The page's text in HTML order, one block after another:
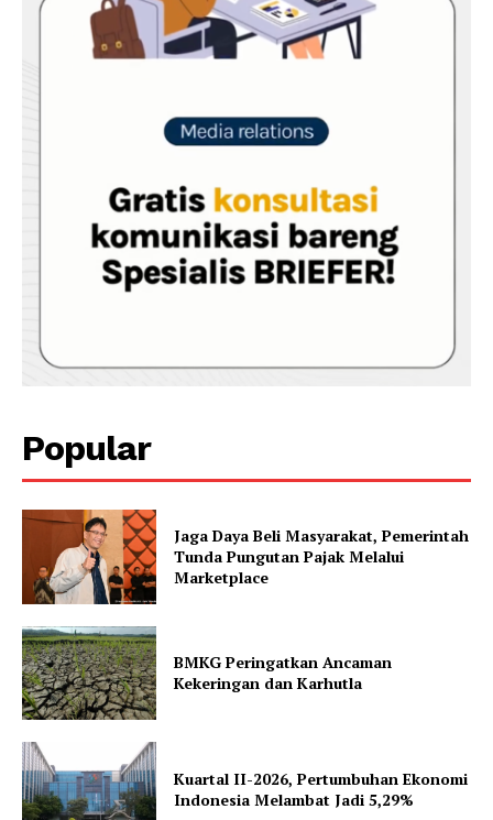
Popular
Jaga Daya Beli Masyarakat, Pemerintah
Tunda Pungutan Pajak Melalui
Marketplace
BMKG Peringatkan Ancaman
Kekeringan dan Karhutla
Kuartal II-2026, Pertumbuhan Ekonomi
Indonesia Melambat Jadi 5,29%